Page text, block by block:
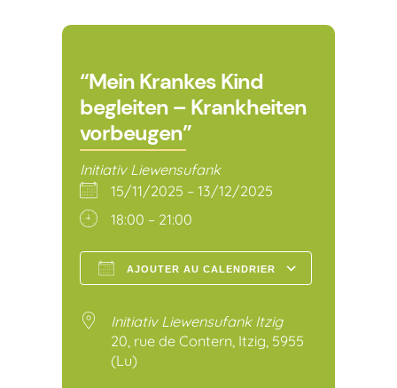
“Mein Krankes Kind
begleiten – Krankheiten
vorbeugen”
Initiativ Liewensufank
15/11/2025 – 13/12/2025
18:00 – 21:00
AJOUTER AU CALENDRIER
Initiativ Liewensufank Itzig
20, rue de Contern, Itzig, 5955
(Lu)